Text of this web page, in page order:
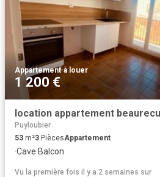
Appartement·à louer
1 200 €
Puyloubier
53 m²3 PiècesAppartement
·Cave·Balcon
Vu la première fois il y a 2 semaines sur